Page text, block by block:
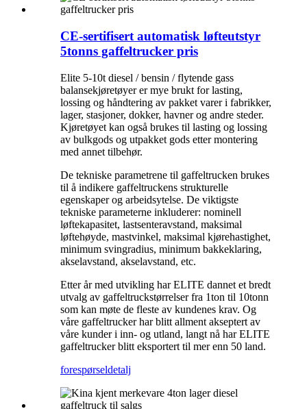
CE-sertifisert automatisk løfteutstyr
5tonns gaffeltrucker pris
Elite 5-10t diesel / bensin / flytende gass
balansekjøretøyer er mye brukt for lasting,
lossing og håndtering av pakket varer i fabrikker,
lager, stasjoner, dokker, havner og andre steder.
Kjøretøyet kan også brukes til lasting og lossing
av bulkgods og utpakket gods etter montering
med annet tilbehør.
De tekniske parametrene til gaffeltrucken brukes
til å indikere gaffeltruckens strukturelle
egenskaper og arbeidsytelse. De viktigste
tekniske parameterne inkluderer: nominell
løftekapasitet, lastsenteravstand, maksimal
løftehøyde, mastvinkel, maksimal kjørehastighet,
minimum svingradius, minimum bakkeklaring,
akselavstand, akselavstand, etc.
Etter år med utvikling har ELITE dannet et bredt
utvalg av gaffeltruckstørrelser fra 1ton til 10tonn
som kan møte de fleste av kundenes krav. Og
våre gaffeltrucker har blitt allment akseptert av
våre kunder i inn- og utland, langt nå har ELITE
gaffeltrucker blitt eksportert til mer enn 50 land.
forespørseldetalj